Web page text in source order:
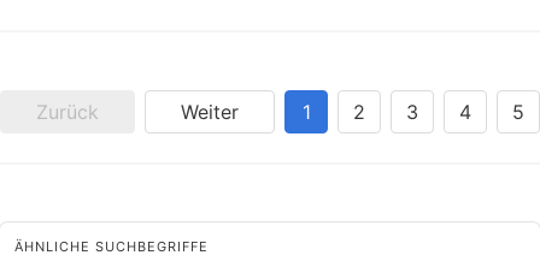
Zurück Weiter 1 2 3 4 5
ÄHNLICHE SUCHBEGRIFFE